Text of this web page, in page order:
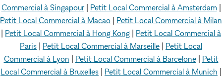
Commercial à Singapour| Petit Local Commercial à Amsterdam|
Petit Local Commercial à Macao
Petit Local Commercial à Milan
Petit Local Commercial à Hong Kong
Petit Local Commercial à
Paris
Petit Local Commercial à Marseille
Petit Local
Commercial à Lyon
Petit Local Commercial à Barcelone| Petit
Local Commercial à Bruxelles
Petit Local Commercial à Munich